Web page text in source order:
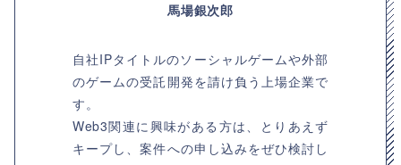
馬場銀次郎
自社IPタイトルのソーシャルゲームや外部
のゲームの受託開発を請け負う上場企業で
す。
Web3関連に興味がある方は、とりあえず
キープし、案件への申し込みをぜひ検討し